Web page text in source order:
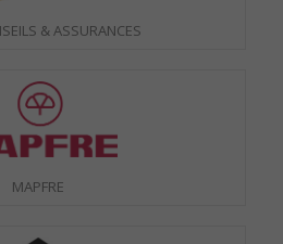
& ASSURANCES
MAPFRE